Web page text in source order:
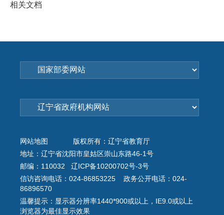
相关文档
网站地图
版权所有：辽宁省教育厅
地址：辽宁省沈阳市皇姑区崇山东路46-1号
邮编：110032 辽ICP备10200702号-3号
信访咨询电话：024-86853225 政务公开电话：024-
86896570
温馨提示：显示器分辨率1440*900或以上，IE9.0或以上
浏览器为最佳显示效果